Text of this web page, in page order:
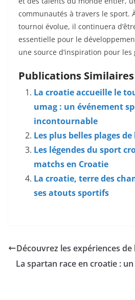
communautés à travers le sport.
tournoi évolue, il continuera
essentielle pour le
une source d’inspiration pour
Publications
La croatie accueille le
umag : un événement
incontournable
Les plus belles plages
Les légendes du sport
matchs en Croatie
La croatie, terre des
ses atouts sportifs
Découvrez les expériences
La spartan race en croatie :